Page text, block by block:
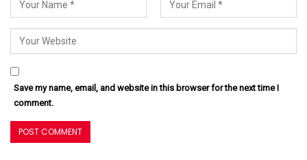
Save my name, email, and website in this browser for the next time I
comment.